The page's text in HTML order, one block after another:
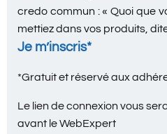
credo commun : « Quoi que
mettiez dans vos produits,
Je m’inscris*
*Gratuit et réservé aux
Le lien de connexion vous
avant le WebExpert